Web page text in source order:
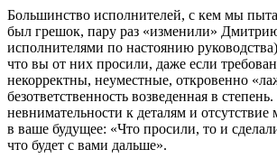
Большинство исполнителей, с кем мы
был грешок, пару раз «изменили»
исполнителями по настоянию
что вы от них просили, даже если
некорректны, неуместные, откровенно
безответственность возведенная в
невнимательности к деталям и отсутствие
в ваше будущее: «Что просили, то и
что будет с вами дальше».